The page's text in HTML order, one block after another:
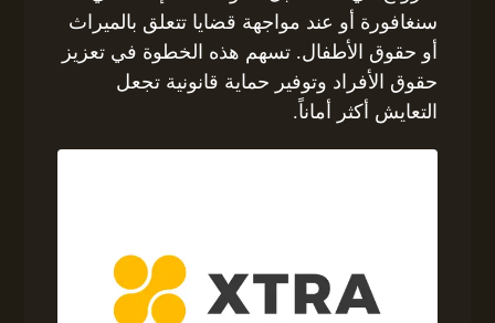
سنغافورة أو عند مواجهة قضايا تتعلق بالميراث
أو حقوق الأطفال. تسهم هذه الخطوة في تعزيز
حقوق الأفراد وتوفير حماية قانونية تجعل
التعايش أكثر أماناً.